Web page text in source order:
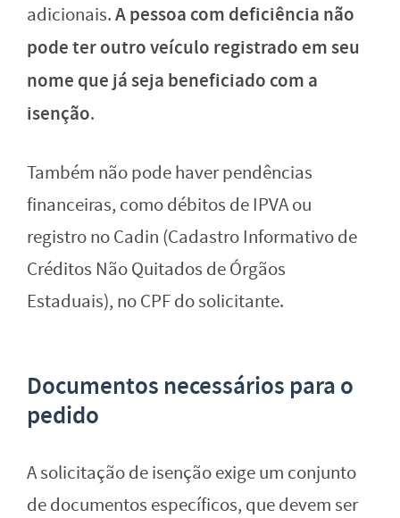
adicionais.A pessoa com deficiência não
pode ter outro veículo registrado em seu
nome que já seja beneficiado com a
isenção.
Também não pode haver pendências
financeiras, como débitos de IPVA ou
registro no Cadin (Cadastro Informativo de
Créditos Não Quitados de Órgãos
Estaduais), no CPF do solicitante.
Documentos necessários para o
pedido
A solicitação de isenção exige um conjunto
de documentos específicos, que devem ser